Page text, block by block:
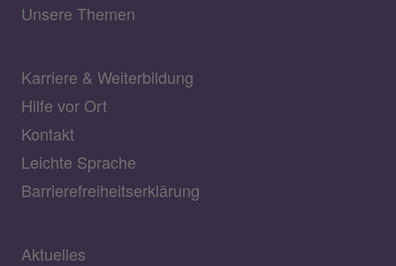
Unsere Themen
Karriere & Weiterbildung
Hilfe vor Ort
Kontakt
Leichte Sprache
Barrierefreiheitserklärung
Aktuelles